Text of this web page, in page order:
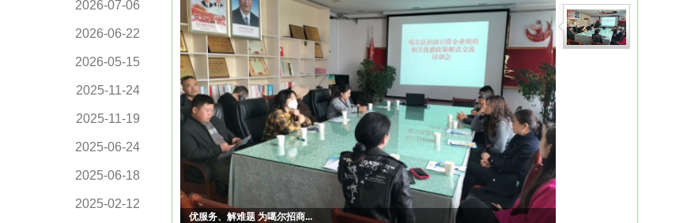
阿里检察分院开展“深化法...
2026-07-06
2026-06-22
2026-05-15
2025-11-24
2025-11-19
2025-06-24
2025-06-18
2025-02-12